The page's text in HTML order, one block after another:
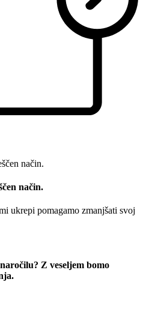
način.
ukrepi pomagamo zmanjšati svoj
Z veseljem bomo